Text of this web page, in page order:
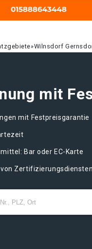
»Wilnsdorf
mit
mit Festpreisgarantie
Bar oder EC-Karte
Zertifizierungsdiensten